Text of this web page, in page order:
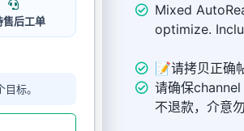
售后工单
标。
Mixed
optimize.
📝请拷贝正确
请确保
不退款，介意